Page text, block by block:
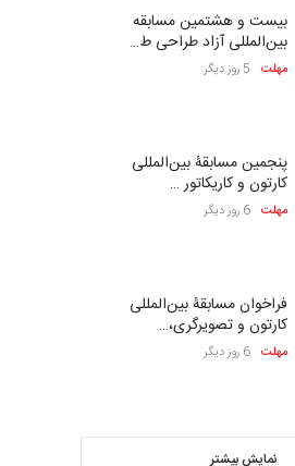
بیست و هشتمین مسابقه
بین‌المللی آزاد طراحی ط…
مهلت 5 روز دیگر
پنجمین مسابقۀ بین‌المللی
کارتون و کاریکاتور …
مهلت 6 روز دیگر
فراخوان مسابقۀ بین‌المللی
کارتون و تصویرگری،…
مهلت 6 روز دیگر
بیست و هشتمین مسابقه
نمایش بیشتر